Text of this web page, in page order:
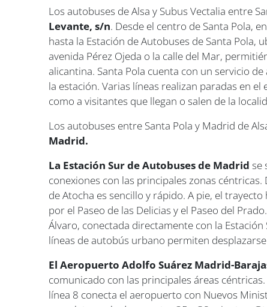
Los autobuses de Alsa y Subus Vectalia entre
Levante, s/n. Desde el centro de Santa Pola,
hasta la Estación de Autobuses de Santa Pola,
avenida Pérez Ojeda o la calle del Mar,
alicantina. Santa Pola cuenta con un servicio
la estación. Varias líneas realizan paradas en
como a visitantes que llegan o salen de la
Los autobuses entre Santa Pola y Madrid de
Madrid.
La Estación Sur de Autobuses de Madrid se
conexiones con las principales zonas
de Atocha es sencillo y rápido. A pie, el
por el Paseo de las Delicias y el Paseo del
Álvaro, conectada directamente con la
líneas de autobús urbano permiten
El Aeropuerto Adolfo Suárez Madrid-
comunicado con las principales áreas
línea 8 conecta el aeropuerto con Nuevos